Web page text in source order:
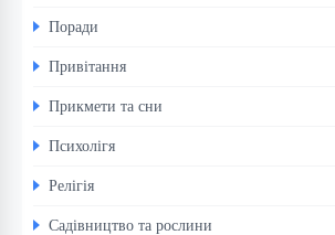
Поради
Привітання
Прикмети та сни
Психолігя
Релігія
Садівництво та рослини